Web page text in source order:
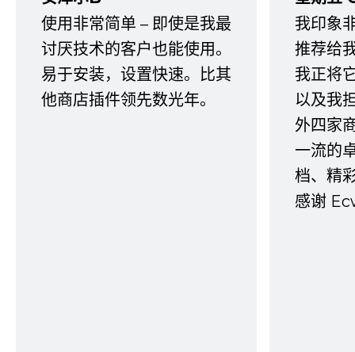
使用非常简单 – 即使是我最
讨厌技术的客户也能使用。
易于安装，设置快速。比其
他商店插件领先数光年。
我印象
推荐给
我正将
以及我
外四家
一流的
档、精
感谢